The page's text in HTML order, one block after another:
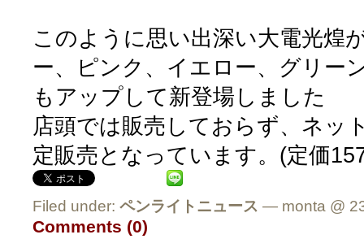
このように思い出深い大電光煌
ー、ピンク、イエロー、グリー
もアップして新登場しました
店頭では販売しておらず、ネッ
定販売となっています。(定価
Filed under: ペンライトニュース — monta @
Comments (0)